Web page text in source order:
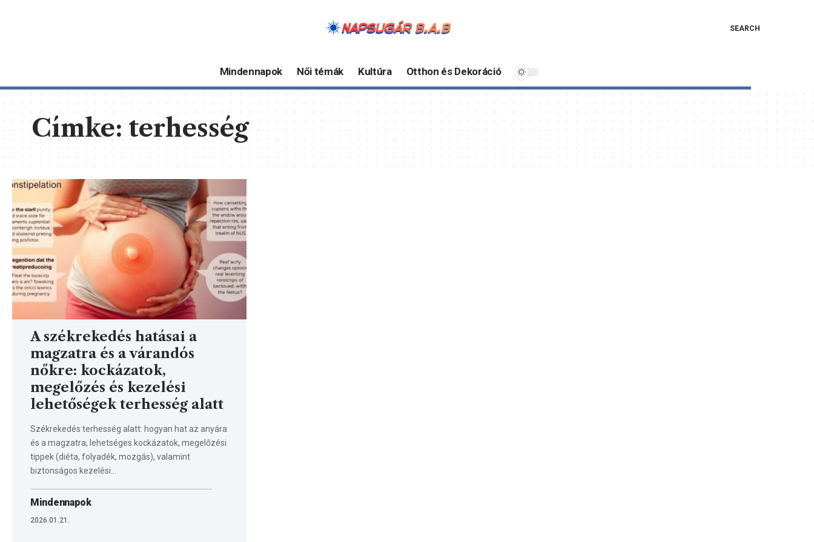
SEARCH
Mindennapok Női témák Kultúra Otthon és Dekoráció
Címke: terhesség
A székrekedés hatásai a
magzatra és a várandós
nőkre: kockázatok,
megelőzés és kezelési
lehetőségek terhesség alatt
Székrekedés terhesség alatt: hogyan hat az anyára
és a magzatra, lehetséges kockázatok, megelőzési
tippek (diéta, folyadék, mozgás), valamint
biztonságos kezelési…
Mindennapok
2026.01.21.